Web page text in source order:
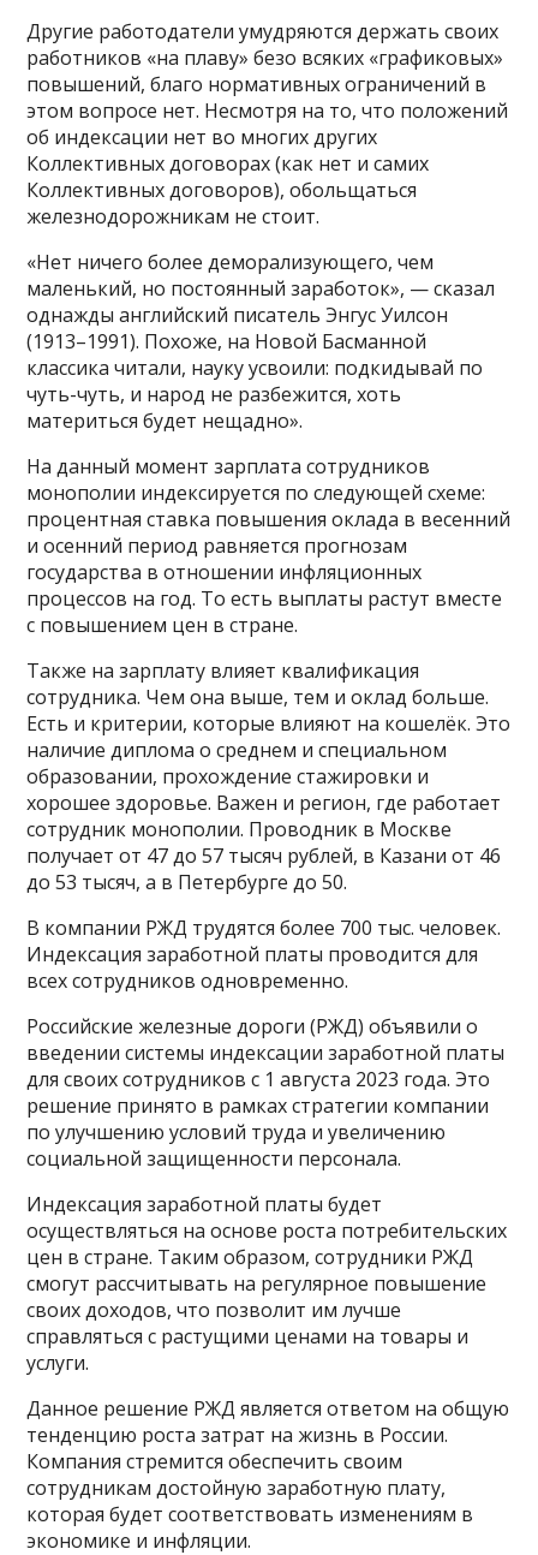
Другие работодатели умудряются держать своих
работников «на плаву» безо всяких «графиковых»
повышений, благо нормативных ограничений в
этом вопросе нет. Несмотря на то, что положений
об индексации нет во многих других
Коллективных договорах (как нет и самих
Коллективных договоров), обольщаться
железнодорожникам не стоит.
«Нет ничего более деморализующего, чем
маленький, но постоянный заработок», — сказал
однажды английский писатель Энгус Уилсон
(1913–1991). Похоже, на Новой Басманной
классика читали, науку усвоили: подкидывай по
чуть-чуть, и народ не разбежится, хоть
материться будет нещадно».
На данный момент зарплата сотрудников
монополии индексируется по следующей схеме:
процентная ставка повышения оклада в весенний
и осенний период равняется прогнозам
государства в отношении инфляционных
процессов на год. То есть выплаты растут вместе
с повышением цен в стране.
Также на зарплату влияет квалификация
сотрудника. Чем она выше, тем и оклад больше.
Есть и критерии, которые влияют на кошелёк. Это
наличие диплома о среднем и специальном
образовании, прохождение стажировки и
хорошее здоровье. Важен и регион, где работает
сотрудник монополии. Проводник в Москве
получает от 47 до 57 тысяч рублей, в Казани от 46
до 53 тысяч, а в Петербурге до 50.
В компании РЖД трудятся более 700 тыс. человек.
Индексация заработной платы проводится для
всех сотрудников одновременно.
Российские железные дороги (РЖД) объявили о
введении системы индексации заработной платы
для своих сотрудников с 1 августа 2023 года. Это
решение принято в рамках стратегии компании
по улучшению условий труда и увеличению
социальной защищенности персонала.
Индексация заработной платы будет
осуществляться на основе роста потребительских
цен в стране. Таким образом, сотрудники РЖД
смогут рассчитывать на регулярное повышение
своих доходов, что позволит им лучше
справляться с растущими ценами на товары и
услуги.
Данное решение РЖД является ответом на общую
тенденцию роста затрат на жизнь в России.
Компания стремится обеспечить своим
сотрудникам достойную заработную плату,
которая будет соответствовать изменениям в
экономике и инфляции.